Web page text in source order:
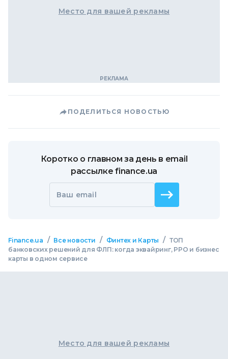
Место для вашей рекламы
ПОДЕЛИТЬСЯ НОВОСТЬЮ
Коротко о главном за день в email
рассылке finance.ua
Ваш email
Finance.ua / Все новости / Финтех и Карты / ТОП
банковских решений для ФЛП: когда эквайринг, РРО и бизнес
карты в одном сервисе
Место для вашей рекламы